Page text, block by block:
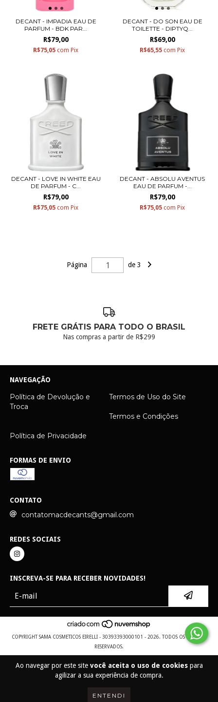
Ao navegar por este site você aceita o uso de cookiespara
agilizar a sua experiência de compra.
ENTENDI
DECANT - IMPADIA EAU DE
PARFUM - BDK PAR...
R$79,00
R$75,05 com Pix
DECANT - DO SON EAU DE
TOILETTE - DIPTYQ...
R$69,00
R$65,55 com Pix
DECANT - LOVE IN WHITE EAU
DE PARFUM - C...
R$79,00
R$75,05 com Pix
DECANT - ABSOLU AVENTUS
EAU DE PARFUM -...
R$79,00
R$75,05 com Pix
Página de 3
FRETE GRÁTIS PARA TODO O BRASIL
Nas compras a partir de R$299
NAVEGAÇÃO
Política de Devolução e
Troca
Termos de Uso do Site
Termos e Condições
Política de Privacidade
FORMAS DE ENVIO
CONTATO
contatomacdecants@gmail.com
REDES SOCIAIS
INSCREVA-SE PARA RECEBER NOVIDADES!
COPYRIGHT SAMA COSMETICOS EIRELLI - 30393393000101 - 2026. TODOS OS DIREITOS
RESERVADOS.